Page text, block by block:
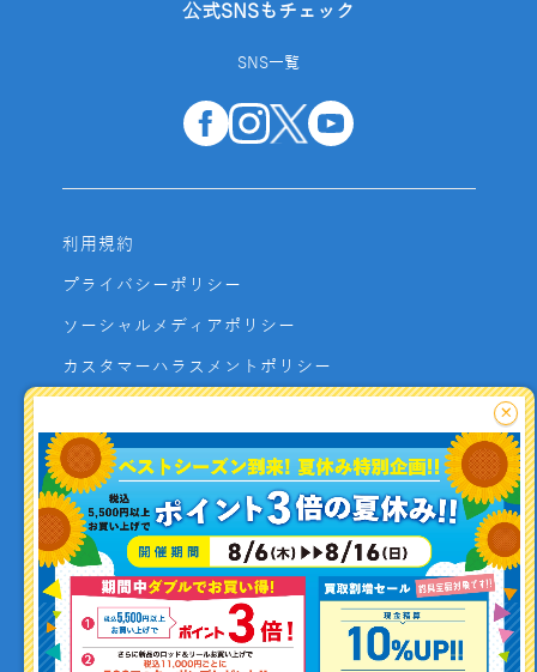
釣り情報を
投稿する
公式SNSもチェック
SNS一覧
利用規約
プライバシーポリシー
ソーシャルメディアポリシー
カスタマーハラスメントポリシー
よくあるご質問
お問い合わせ
利用者資金の保全方法
×